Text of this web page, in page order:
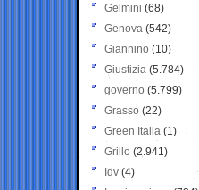
Gelmini (68)
Genova (542)
Giannino (10)
Giustizia (5.784)
governo (5.799)
Grasso (22)
Green Italia (1)
Grillo (2.941)
Idv (4)